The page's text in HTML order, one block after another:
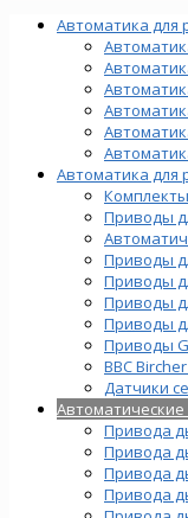
Автоматика для
Автоматика для
Приводы
Приводы
Приводы
Приводы
Приводы
Приводы
BBC
Датчики
Привода
Привода
Привода
Привода